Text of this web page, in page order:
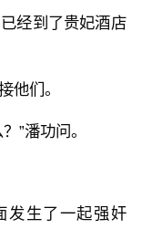
经到了贵妃酒店
他们。
”潘功问。
发生了一起强奸